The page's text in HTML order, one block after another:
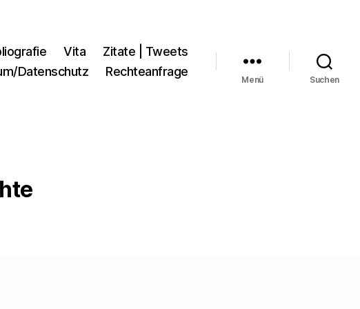
Vita
Zitate | Tweets
Datenschutz
Rechteanfrage
Menü Suchen